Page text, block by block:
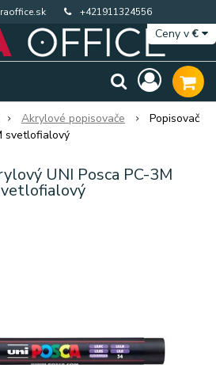
+421911324556
Ceny v€
Akrylové popisovače
Popisovač
svetlofialový
UNI Posca PC-3M